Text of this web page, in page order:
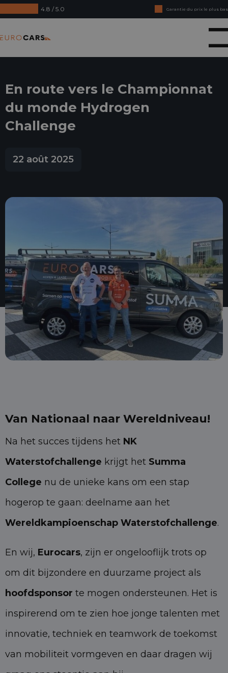
4.8 / 5.0
Garantie du prix le plus bas
Achetez en ligne, garantie de remboursement
Crédit-bail - Acceptation en douceur
En route vers le Championnat
du monde Hydrogen
Challenge
22 août 2025
Van Nationaal naar Wereldniveau!
Na het succes tijdens het NK
Waterstofchallenge krijgt het Summa
College nu de unieke kans om een stap
hogerop te gaan: deelname aan het
Wereldkampioenschap Waterstofchallenge.
En wij, Eurocars, zijn er ongelooflijk trots op
om dit bijzondere en duurzame project als
hoofdsponsor te mogen ondersteunen. Het is
inspirerend om te zien hoe jonge talenten met
innovatie, techniek en teamwork de toekomst
van mobiliteit vormgeven en daar dragen wij